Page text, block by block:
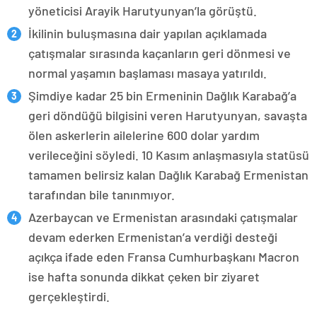
yöneticisi Arayik Harutyunyan’la görüştü.
İkilinin buluşmasına dair yapılan açıklamada
çatışmalar sırasında kaçanların geri dönmesi ve
normal yaşamın başlaması masaya yatırıldı.
Şimdiye kadar 25 bin Ermeninin Dağlık Karabağ’a
geri döndüğü bilgisini veren Harutyunyan, savaşta
ölen askerlerin ailelerine 600 dolar yardım
verileceğini söyledi. 10 Kasım anlaşmasıyla statüsü
tamamen belirsiz kalan Dağlık Karabağ Ermenistan
tarafından bile tanınmıyor.
Azerbaycan ve Ermenistan arasındaki çatışmalar
devam ederken Ermenistan’a verdiği desteği
açıkça ifade eden Fransa Cumhurbaşkanı Macron
ise hafta sonunda dikkat çeken bir ziyaret
gerçekleştirdi.